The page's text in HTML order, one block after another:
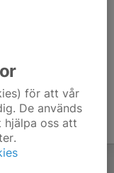
för att vår
De används
oss att